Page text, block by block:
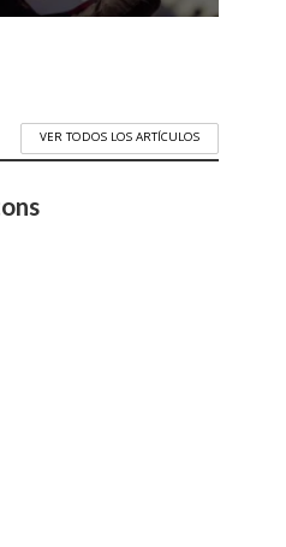
VER TODOS LOS ARTÍCULOS